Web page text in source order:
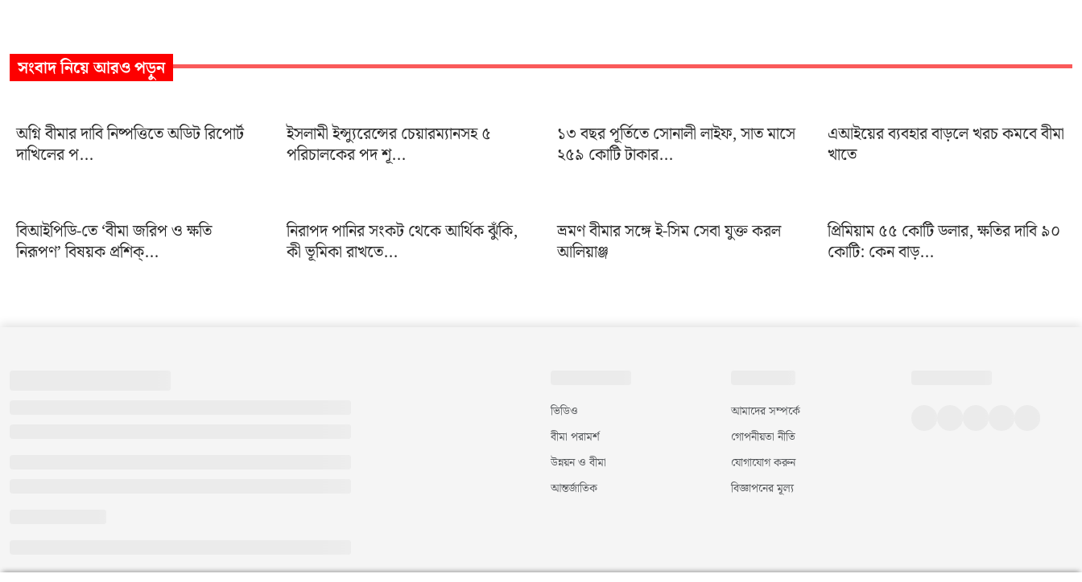
সংবাদনিয়ে আরও পড়ুন
অগ্নি বীমার দাবি নিষ্পত্তিতে অডিট রিপোর্ট
দাখিলের প...
ইসলামী ইন্স্যুরেন্সের চেয়ারম্যানসহ ৫
পরিচালকের পদ শূ...
১৩ বছর পূর্তিতে সোনালী লাইফ, সাত মাসে
২৫৯ কোটি টাকার...
এআইয়ের ব্যবহার বাড়লে খরচ কমবে বীমা
খাতে
বিআইপিডি-তে ‘বীমা জরিপ ও ক্ষতি
নিরূপণ’ বিষয়ক প্রশিক্...
নিরাপদ পানির সংকট থেকে আর্থিক ঝুঁকি,
কী ভূমিকা রাখতে...
ভ্রমণ বীমার সঙ্গে ই-সিম সেবা যুক্ত করল
আলিয়াঞ্জ
প্রিমিয়াম ৫৫ কোটি ডলার, ক্ষতির দাবি ৯০
কোটি: কেন বাড়...
ভিডিও
বীমা পরামর্শ
উন্নয়ন ও বীমা
আন্তর্জাতিক
আমাদের সম্পর্কে
গোপনীয়তা নীতি
যোগাযোগ করুন
বিজ্ঞাপনের মূল্য